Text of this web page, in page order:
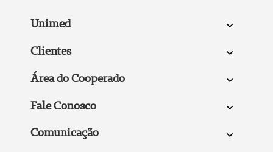
Unimed
Clientes
Área do Cooperado
Fale Conosco
Comunicação